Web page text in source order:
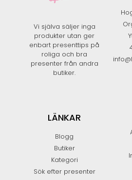
Vi själva säljer inga
produkter utan ger
enbart presenttips på
roliga och bra
presenter från andra
butiker.​
LÄNKAR
Blogg
Butiker
Kategori
Sök efter presenter